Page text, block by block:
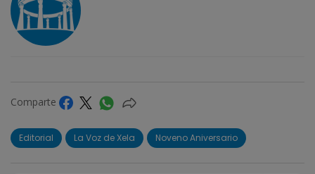
Comparte
Editorial La Voz de Xela Noveno Aniversario